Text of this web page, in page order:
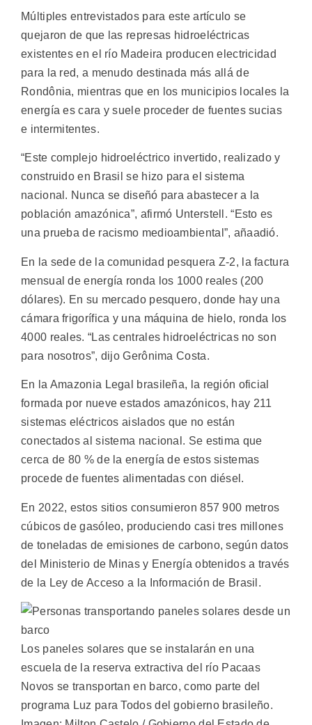
Múltiples entrevistados para este artículo se
quejaron de que las represas hidroeléctricas
existentes en el río Madeira producen electricidad
para la red, a menudo destinada más allá de
Rondônia, mientras que en los municipios locales la
energía es cara y suele proceder de fuentes sucias
e intermitentes.
“Este complejo hidroeléctrico invertido, realizado y
construido en Brasil se hizo para el sistema
nacional. Nunca se diseñó para abastecer a la
población amazónica”, afirmó Unterstell. “Esto es
una prueba de racismo medioambiental”, añaadió.
En la sede de la comunidad pesquera Z-2, la factura
mensual de energía ronda los 1000 reales (200
dólares). En su mercado pesquero, donde hay una
cámara frigorífica y una máquina de hielo, ronda los
4000 reales. “Las centrales hidroeléctricas no son
para nosotros”, dijo Gerônima Costa.
En la Amazonia Legal brasileña, la región oficial
formada por nueve estados amazónicos, hay 211
sistemas eléctricos aislados que no están
conectados al sistema nacional. Se estima que
cerca de 80 % de la energía de estos sistemas
procede de fuentes alimentadas con diésel.
En 2022, estos sitios consumieron 857 900 metros
cúbicos de gasóleo, produciendo casi tres millones
de toneladas de emisiones de carbono, según datos
del Ministerio de Minas y Energía obtenidos a través
de la Ley de Acceso a la Información de Brasil.
Los paneles solares que se instalarán en una
escuela de la reserva extractiva del río Pacaas
Novos se transportan en barco, como parte del
programa Luz para Todos del gobierno brasileño.